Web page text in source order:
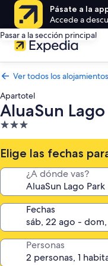
Pásate a la
Accede a
Pasar a la sección principal
Ver todos los alojamientos
Apartotel
AluaSun
Alojamiento
de
3.0 estrellas
Elige las fechas
¿A dónde vas?
Fechas
Personas